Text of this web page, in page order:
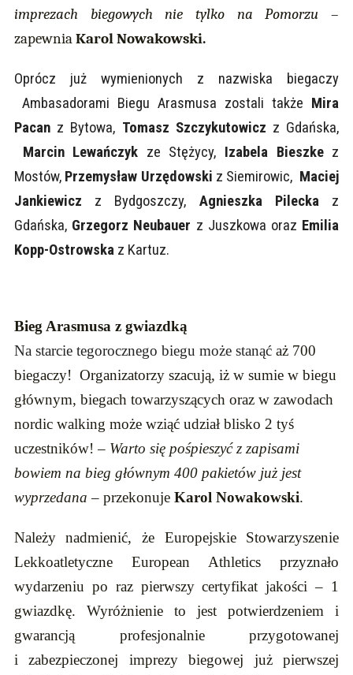
imprezach biegowych nie tylko na Pomorzu –
zapewniaKarol Nowakowski.
Oprócz już wymienionych z nazwiska biegaczy
Ambasadorami Biegu Arasmusa zostali także Mira
Pacanz Bytowa, Tomasz Szczykutowicz z Gdańska,
Marcin Lewańczyk ze Stężycy, Izabela Bieszkez
Mostów, Przemysław Urzędowski z Siemirowic, Maciej
Jankiewicz z Bydgoszczy, Agnieszka Pileckaz
Gdańska, Grzegorz Neubauer z Juszkowa oraz Emilia
Kopp-Ostrowskaz Kartuz.
Bieg Arasmusa z gwiazdką
Na starcie tegorocznego biegu może stanąć aż 700
biegaczy! Organizatorzy szacują, iż w sumie w biegu
głównym, biegach towarzyszących oraz w zawodach
nordic walking może wziąć udział blisko 2 tyś
uczestników! –Warto się pośpieszyć z zapisami
bowiem na bieg głównym 400 pakietów już jest
wyprzedana – przekonuje Karol Nowakowski.
Należy nadmienić, że Europejskie Stowarzyszenie
Lekkoatletyczne European Athletics przyznało
wydarzeniu po raz pierwszy certyfikat jakości – 1
gwiazdkę. Wyróżnienie to jest potwierdzeniem i
gwarancją profesjonalnie przygotowanej
i zabezpieczonej imprezy biegowej już pierwszej